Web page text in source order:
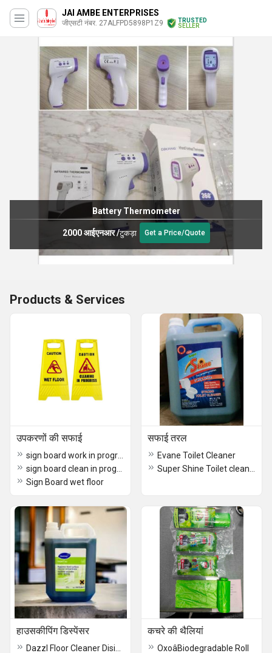
JAI AMBE ENTERPRISES
जीएसटी नंबर. 27ALFPD5898P1Z9
TRUSTED
SELLER
Battery Thermometer
2000 आईएनआर/टुकड़ा Get a Price/Quote
Products & Services
उपकरणों की सफाई
Sign Board wet floor
सफाई तरल
Evane Toilet Cleaner
हाउसकीपिंग डिस्पेंसर कचरे की थैलियां
OxoâBiodegradable Roll